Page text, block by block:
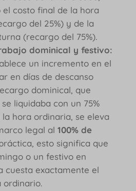
costo final de la hora
del 25%) y de la
(recargo del 75%).
dominical y festivo:
un incremento en el
en días de descanso
dominical, que
liquidaba con un 75%
hora ordinaria, se eleva
legal al 100% de
esto significa que
o un festivo en
cuesta exactamente el
ordinario.